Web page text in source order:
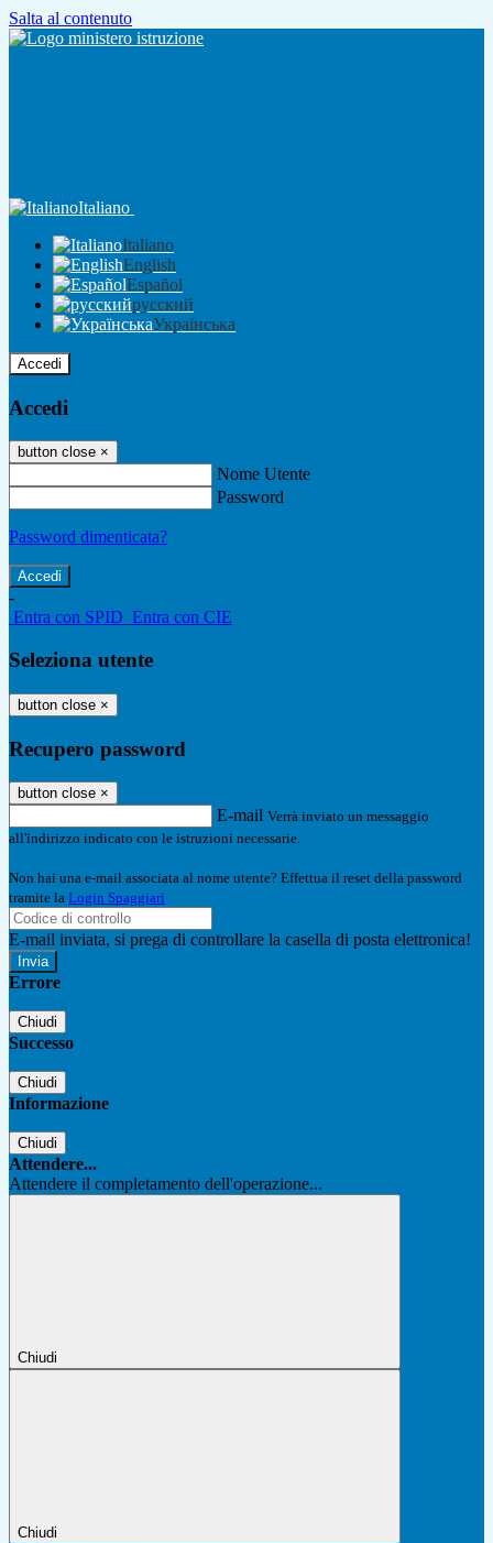
Salta al contenuto
Italiano
Italiano
English
Español
русский
Українська
Accedi
Accedi
button close ×
Nome Utente
Password
Password dimenticata?
-
Entra con SPID Entra con CIE
Seleziona utente
button close ×
Recupero password
button close ×
E-mail Verrà inviato un messaggio
all'indirizzo indicato con le istruzioni necessarie.
Non hai una e-mail associata al nome utente? Effettua il reset della password
tramite la Login Spaggiari
E-mail inviata, si prega di controllare la casella di posta elettronica!
Errore
Chiudi
Successo
Chiudi
Informazione
Chiudi
Attendere...
Attendere il completamento dell'operazione...
Chiudi
Chiudi